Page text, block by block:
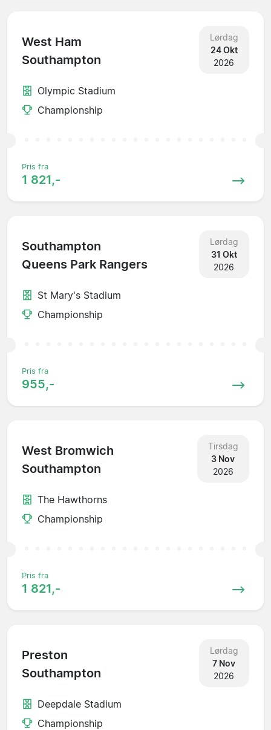
West Ham
Southampton
Lørdag
24 Okt
2026
Olympic Stadium
Championship
Pris fra
1 821,-
Southampton
Queens Park Rangers
Lørdag
31 Okt
2026
St Mary's Stadium
Championship
Pris fra
955,-
West Bromwich
Southampton
Tirsdag
3 Nov
2026
The Hawthorns
Championship
Pris fra
1 821,-
Preston
Southampton
Lørdag
7 Nov
2026
Deepdale Stadium
Championship